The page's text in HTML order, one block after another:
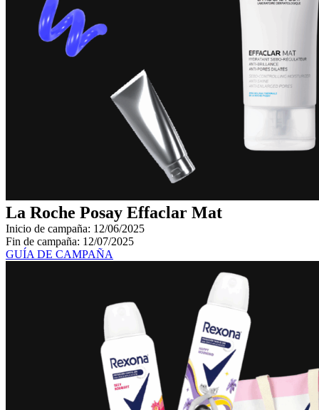
La Roche Posay Effaclar Mat
Inicio de campaña: 12/06/2025
Fin de campaña: 12/07/2025
GUÍA DE CAMPAÑA